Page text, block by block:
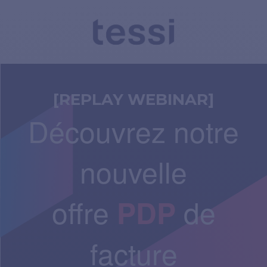
[REPLAY WEBINAR]
Découvrez notre
nouvelle
offre PDP de
facture